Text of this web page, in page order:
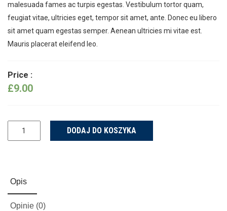
malesuada fames ac turpis egestas. Vestibulum tortor quam,
feugiat vitae, ultricies eget, tempor sit amet, ante. Donec eu libero
sit amet quam egestas semper. Aenean ultricies mi vitae est.
Mauris placerat eleifend leo.
Price :
£9.00
ilość
Woo
DODAJ DO KOSZYKA
Opis
Opinie (0)